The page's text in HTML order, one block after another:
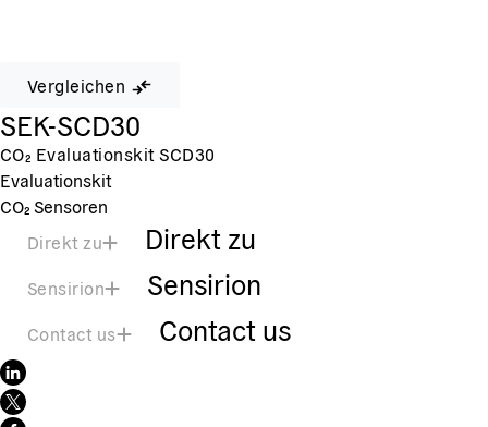
Vergleichen
SEK-SCD30
CO₂ Evaluationskit SCD30
Evaluationskit
CO₂ Sensoren
Direkt zu
Direkt zu
Sensirion Sensirion
Contact us Contact us